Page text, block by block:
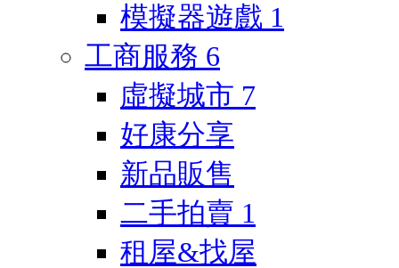
模擬器遊戲 1
工商服務 6
虛擬城市 7
好康分享
新品販售
二手拍賣 1
租屋&找屋